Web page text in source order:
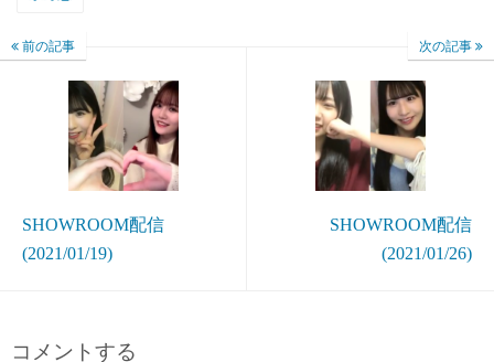
前の記事
SHOWROOM配信
(2021/01/19)
次の記事
SHOWROOM配信
(2021/01/26)
コメントする